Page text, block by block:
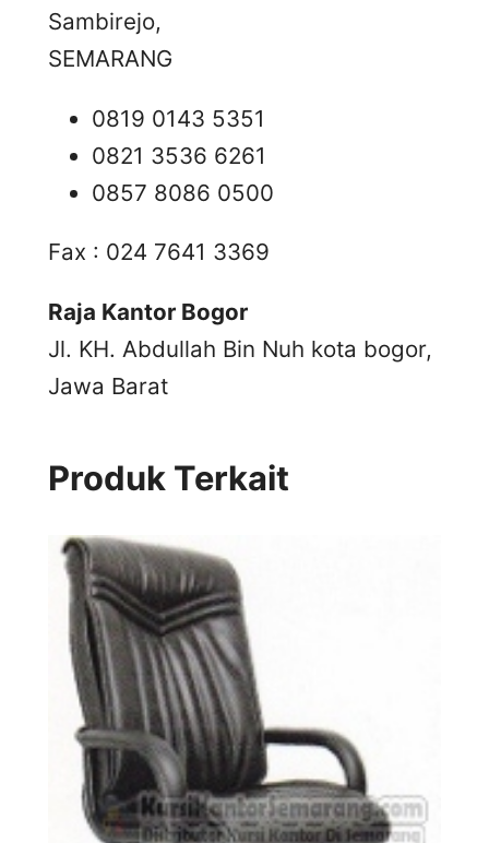
Sambirejo,
SEMARANG
0819 0143 5351
0821 3536 6261
0857 8086 0500
Fax : 024 7641 3369
Raja Kantor Bogor
Jl. KH. Abdullah Bin Nuh kota bogor,
Jawa Barat
Produk Terkait